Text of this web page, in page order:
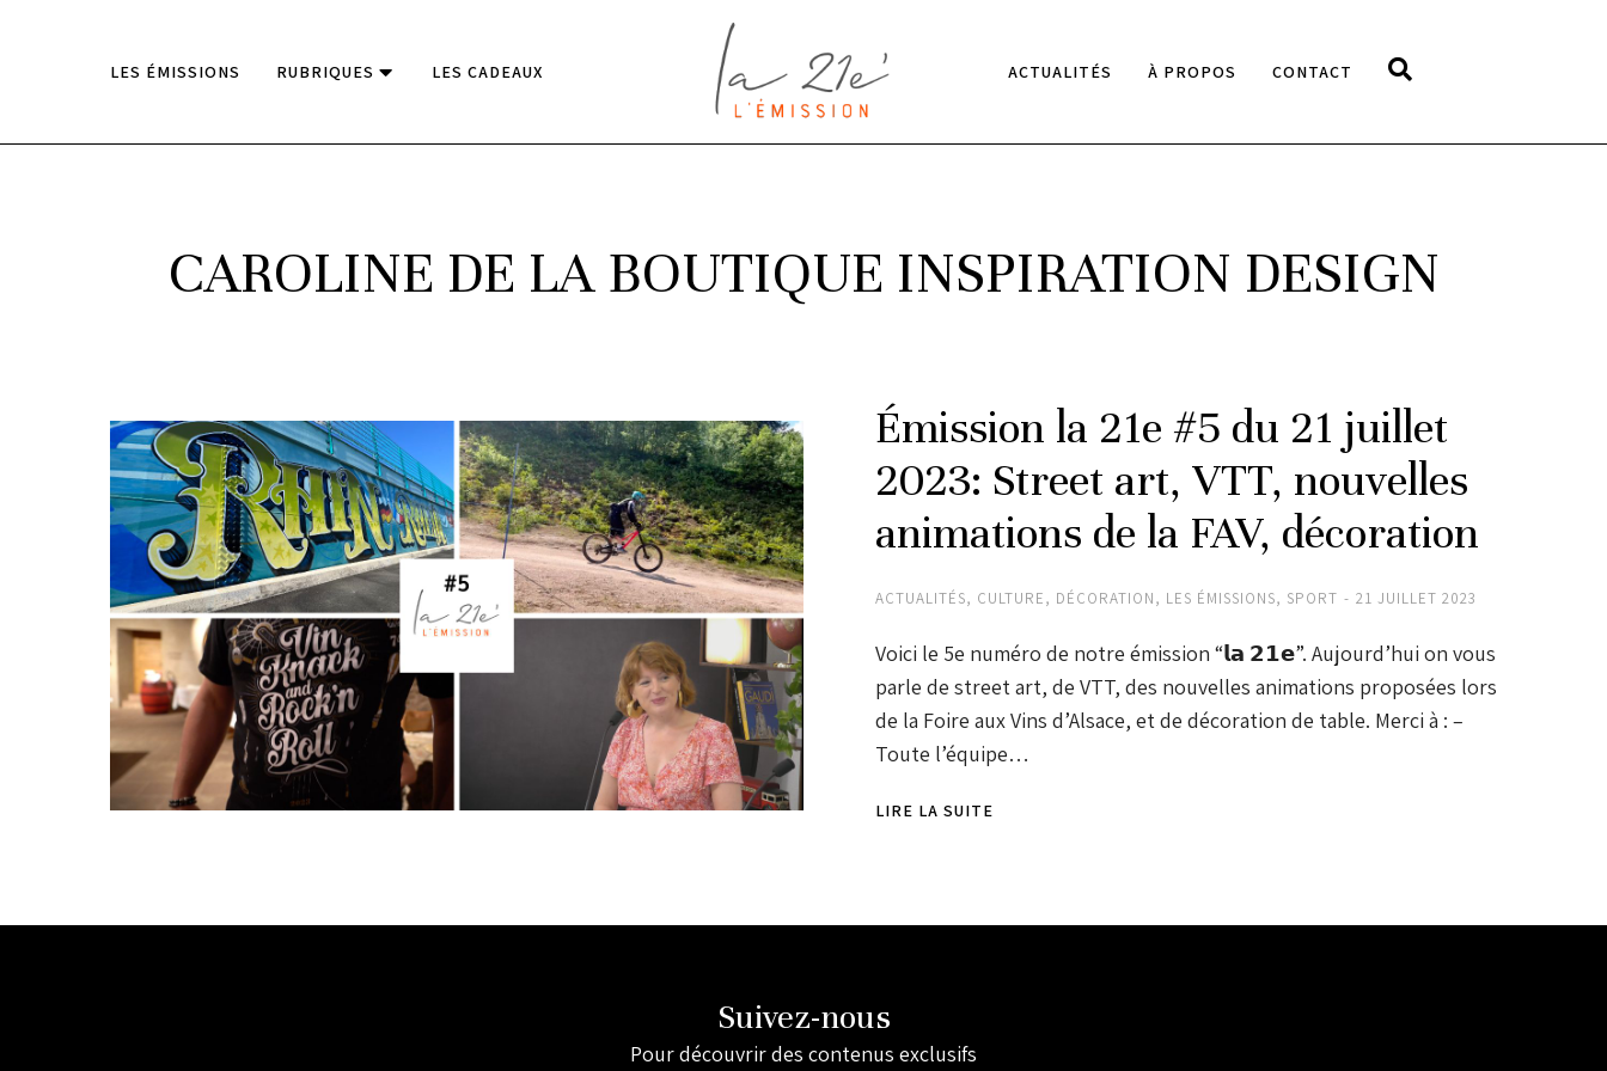
LES ÉMISSIONS RUBRIQUES LES CADEAUX ACTUALITÉS À PROPOS CONTACT
CAROLINE DE LA BOUTIQUE INSPIRATION DESIGN
Émission la 21e #5 du 21 juillet
2023: Street art, VTT, nouvelles
animations de la FAV, décoration
ACTUALITÉS, CULTURE, DÉCORATION, LES ÉMISSIONS, SPORT 21 JUILLET 2023
Voici le 5e numéro de notre émission “𝗹𝗮 𝟮𝟭𝗲”. Aujourd’hui on vous
parle de street art, de VTT, des nouvelles animations proposées lors
de la Foire aux Vins d’Alsace, et de décoration de table. Merci à : –
Toute l’équipe…
LIRE LA SUITE
Suivez-nous
Pour découvrir des contenus exclusifs